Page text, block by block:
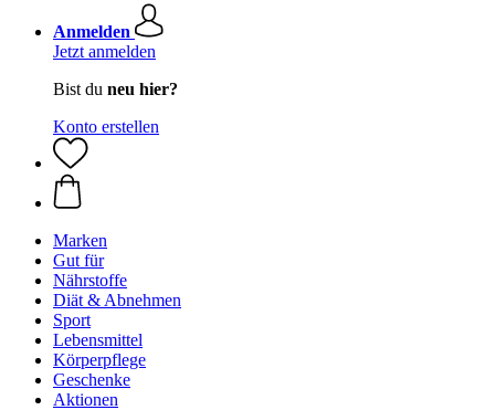
Anmelden
Jetzt anmelden
Bist du neu hier?
Konto erstellen
Marken
Gut für
Nährstoffe
Diät & Abnehmen
Sport
Lebensmittel
Körperpflege
Geschenke
Aktionen